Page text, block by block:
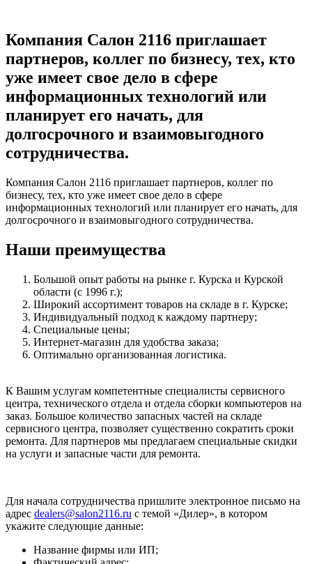
Компания Салон 2116 приглашает
партнеров, коллег по бизнесу, тех, кто
уже имеет свое дело в сфере
информационных технологий или
планирует его начать, для
долгосрочного и взаимовыгодного
сотрудничества.
Компания Салон 2116 приглашает партнеров, коллег по
бизнесу, тех, кто уже имеет свое дело в сфере
информационных технологий или планирует его начать, для
долгосрочного и взаимовыгодного сотрудничества.
Наши преимущества
Большой опыт работы на рынке г. Курска и Курской
области (с 1996 г.);
Широкий ассортимент товаров на складе в г. Курске;
Индивидуальный подход к каждому партнеру;
Специальные цены;
Интернет-магазин для удобства заказа;
Оптимально организованная логистика.
К Вашим услугам компетентные специалисты сервисного
центра, технического отдела и отдела сборки компьютеров на
заказ. Большое количество запасных частей на складе
сервисного центра, позволяет существенно сократить сроки
ремонта. Для партнеров мы предлагаем специальные скидки
на услуги и запасные части для ремонта.
Для начала сотрудничества пришлите электронное письмо на
адрес dealers@salon2116.ru с темой «Дилер», в котором
укажите следующие данные:
Название фирмы или ИП;